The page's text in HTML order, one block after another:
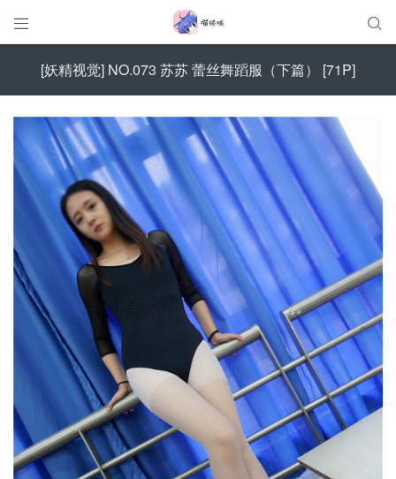
 
[妖精视觉] NO.073 苏苏 蕾丝舞蹈服（下篇） [71P]